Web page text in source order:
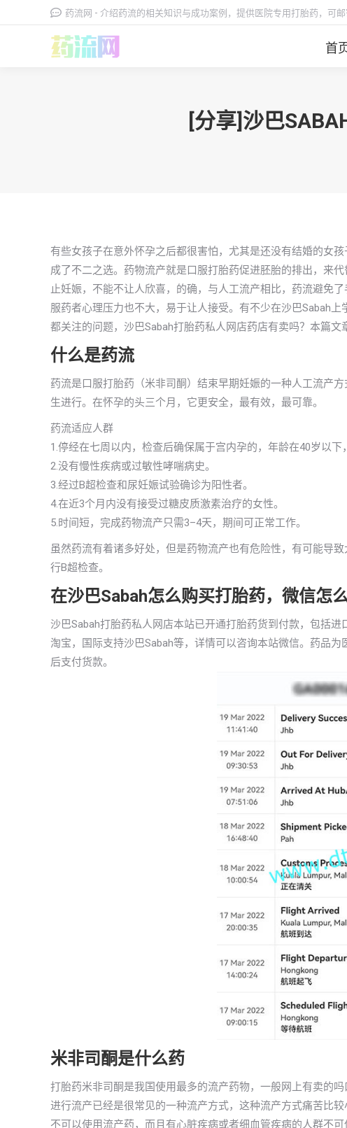
药流网 - 介绍药流的相关知识与成功案例，提供医院专用打胎药，可
首
[分享]沙巴
有些女孩子在意外怀孕之后都很害怕，尤其是还没有结婚的女
成了不二之选。药物流产就是口服打胎药促进胚胎的排出，来
止妊娠，不能不让人欣喜，的确，与人工流产相比，药流避免
服药者心理压力也不大，易于让人接受。有不少在沙巴Sabah
都关注的问题，沙巴Sabah打胎药私人网店药店有卖吗？本篇文
什么是药流
药流是口服打胎药（米非司酮）结束早期妊娠的一种人工流产
生进行。在怀孕的头三个月，它更安全，最有效，最可靠。
药流适应人群
1.停经在七周以内，检查后确保属于宫内孕的，年龄在40岁以下
2.没有慢性疾病或过敏性哮喘病史。
3.经过B超检查和尿妊娠试验确诊为阳性者。
4.在近3个月内没有接受过糖皮质激素治疗的女性。
5.时间短，完成药物流产只需3–4天，期间可正常工作。
虽然药流有着诸多好处，但是药物流产也有危险性，有可能导
行B超检查。
在沙巴Sabah怎么购买打胎药，微信怎
沙巴Sabah打胎药私人网店本站已开通打胎药货到付款，包括
淘宝，国际支持沙巴Sabah等，详情可以咨询本站微信。药品
后支付货款。
米非司酮是什么药
打胎药米非司酮是我国使用最多的流产药物，一般网上有卖的
进行流产已经是很常见的一种流产方式，这种流产方式痛苦比
不可以使用流产药，而且有心脏疾病或者细血管疾病的人群不可